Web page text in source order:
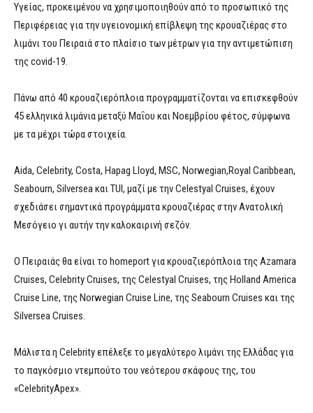
Υγείας, προκειμένου να χρησιμοποιηθούν από το προσωπικό της
Περιφέρειας για την υγειονομική επίβλεψη της κρουαζιέρας στο
λιμάνι του Πειραιά στο πλαίσιο των μέτρων για την αντιμετώπιση
της covid-19.
Πάνω από 40 κρουαζιερόπλοια προγραμματίζονται να επισκεφθούν
45 ελληνικά λιμάνια μεταξύ Μαΐου και Νοεμβρίου φέτος, σύμφωνα
με τα μέχρι τώρα στοιχεία.
Aida, Celebrity, Costa, Hapag Lloyd, MSC, Norwegian,Royal Caribbean,
Seabourn, Silversea και TUI, μαζί με την Celestyal Cruises, έχουν
σχεδιάσει σημαντικά προγράμματα κρουαζιέρας στην Ανατολική
Μεσόγειο γι αυτήν την καλοκαιρινή σεζόν.
Ο Πειραιάς θα είναι το homeport για κρουαζιερόπλοια της Azamara
Cruises, Celebrity Cruises, της Celestyal Cruises, της Holland America
Cruise Line, της Norwegian Cruise Line, της Seabourn Cruises και της
Silversea Cruises.
Μάλιστα η Celebrity επέλεξε το μεγαλύτερο λιμάνι της Ελλάδας για
το παγκόσμιο ντεμπούτο του νεότερου σκάφους της, του
«CelebrityApex».